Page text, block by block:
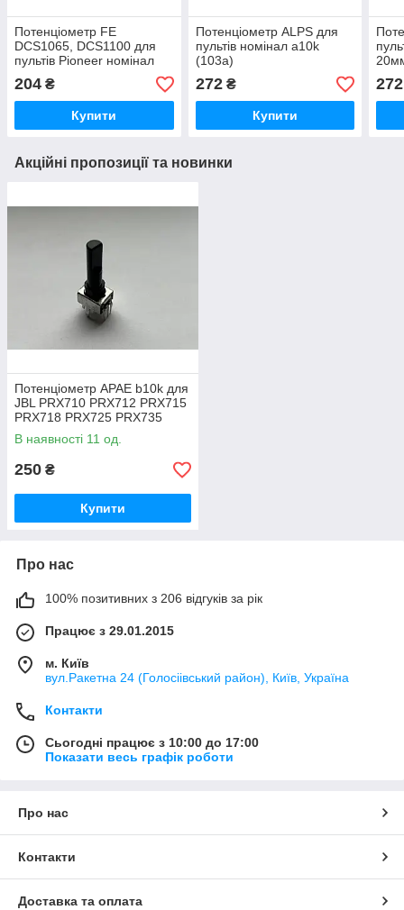
Потенціометр FE
DCS1065, DCS1100 для
пультів Pioneer номінал
b10k
204 ₴
Купити
Потенціометр ALPS для
пультів номінал a10k
(103a)
272₴
Купити
272
Акційні пропозиції та новинки
Потенціометр APAE b10k для
JBL PRX710 PRX712 PRX715
PRX718 PRX725 PRX735
PRX815 PRX835 PRX825
В наявності 11 од.
250 ₴
Купити
Про нас
100% позитивних з 206 відгуків за рік
Працює з 29.01.2015
м. Київ
вул.Ракетна 24 (Голосіівський район), Київ, Україна
Контакти
Сьогодні працює з 10:00 до 17:00
Показати весь графік роботи
Про нас
Контакти
Доставка та оплата